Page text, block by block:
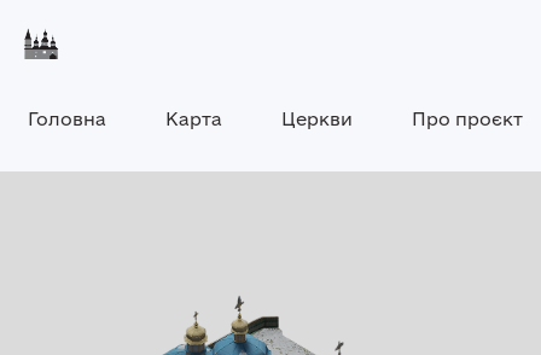
Головна Карта Церкви Про проєкт